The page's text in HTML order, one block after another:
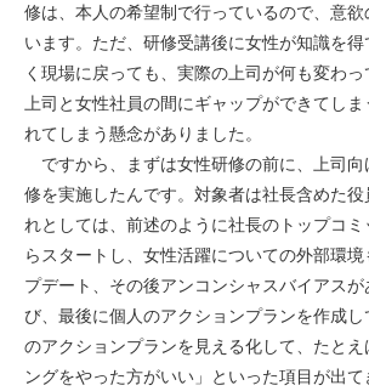
修は、本人の希望制で行っているので、意
います。ただ、研修受講後に女性が知識を
く現場に戻っても、実際の上司が何も変わっ
上司と女性社員の間にギャップができてし
れてしまう懸念がありました。
ですから、まずは女性研修の前に、上司向
修を実施したんです。対象者は社長含めた
れとしては、前述のように社長のトップコ
らスタートし、女性活躍についての外部環
プデート、その後アンコンシャスバイアス
び、最後に個人のアクションプランを作成し
のアクションプランを見える化して、たと
ングをやった方がいい」といった項目が出